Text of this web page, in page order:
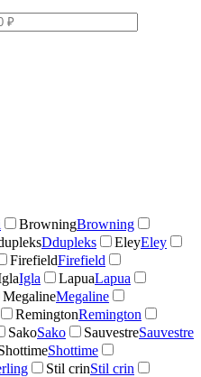
BrowningBrowning
Ddupleks EleyEley
FirefieldFirefield
Igla LapuaLapua
MegalineMegaline
RemingtonRemington
SakoSako SauvestreSauvestre
Shottime
Stil crinStil crin